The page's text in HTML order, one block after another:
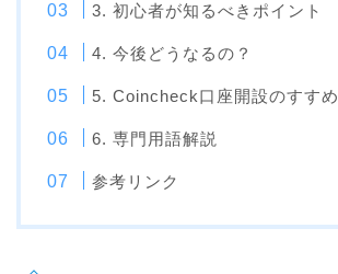
3. 初心者が知るべきポイント
4. 今後どうなるの？
5. Coincheck口座開設のすすめ
6. 専門用語解説
参考リンク